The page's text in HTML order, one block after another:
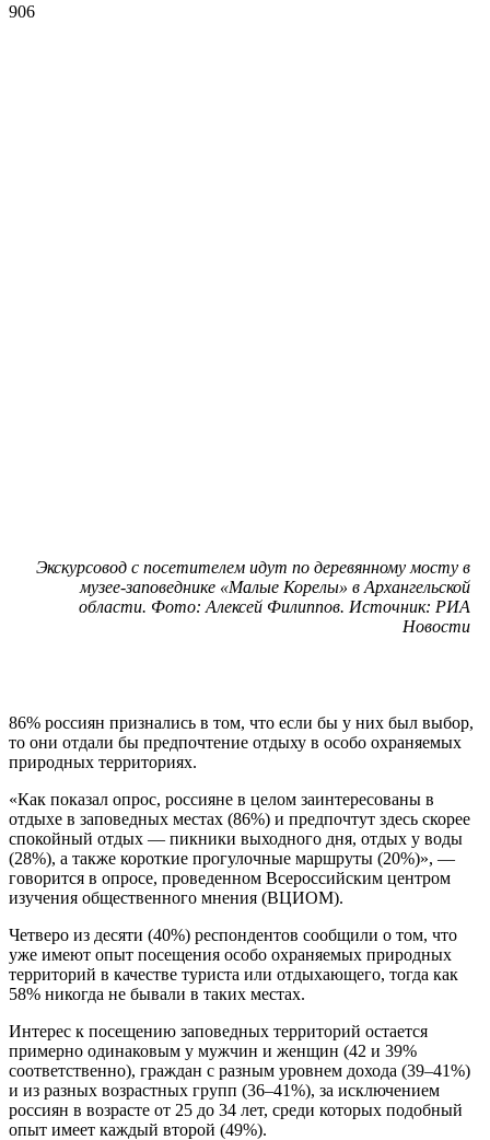
906
Экскурсовод с посетителем идут по деревянному мосту в
музее-заповеднике «Малые Корелы» в Архангельской
области. Фото: Алексей Филиппов. Источник: РИА
Новости
86% россиян признались в том, что если бы у них был выбор,
то они отдали бы предпочтение отдыху в особо охраняемых
природных территориях.
«Как показал опрос, россияне в целом заинтересованы в
отдыхе в заповедных местах (86%) и предпочтут здесь скорее
спокойный отдых — пикники выходного дня, отдых у воды
(28%), а также короткие прогулочные маршруты (20%)», —
говорится в опросе, проведенном Всероссийским центром
изучения общественного мнения (ВЦИОМ).
Четверо из десяти (40%) респондентов сообщили о том, что
уже имеют опыт посещения особо охраняемых природных
территорий в качестве туриста или отдыхающего, тогда как
58% никогда не бывали в таких местах.
Интерес к посещению заповедных территорий остается
примерно одинаковым у мужчин и женщин (42 и 39%
соответственно), граждан с разным уровнем дохода (39–41%)
и из разных возрастных групп (36–41%), за исключением
россиян в возрасте от 25 до 34 лет, среди которых подобный
опыт имеет каждый второй (49%).